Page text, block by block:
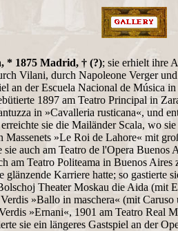
* 1875 Madrid, † (?); sie erhielt ihre
Vilani, durch Napoleone Verger
an der Escuela Nacional de Música
1897 am Teatro Principal in
in »Cavalleria rusticana«, und
sie die Mailänder Scala, wo
Massenets »Le Roi de Lahore« mit
sie auch am Teatro de l'Opera Buenos
am Teatro Politeama in Buenos Aires
glänzende Karriere hatte; so gastierte
Theater Moskau die Aida (mit
»Ballo in maschera« (mit
»Ernani«, 1901 am Teatro Real
sie ein längeres Gastspiel an der